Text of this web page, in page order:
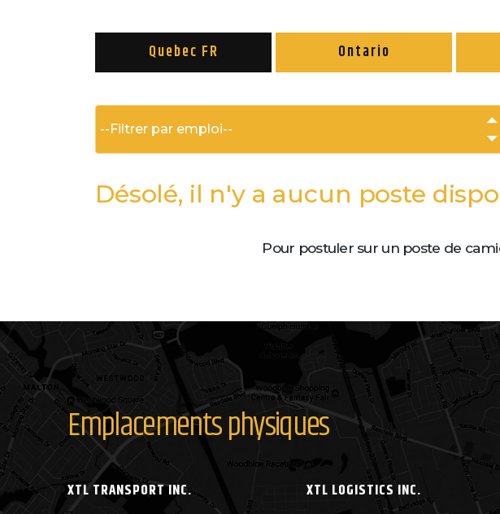
Quebec FR Ontario
Désolé, il n'y a aucun poste
Pour postuler sur un poste de
Emplacements physiques
XTL TRANSPORT INC. XTL LOGISTICS INC.